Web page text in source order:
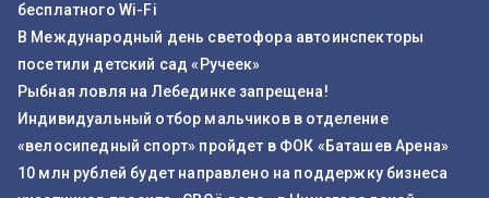
бесплатного Wi-Fi
В Международный день светофора автоинспекторы
посетили детский сад «Ручеек»
Рыбная ловля на Лебединке запрещена!
Индивидуальный отбор мальчиков в отделение
«велосипедный спорт» пройдет в ФОК «Баташев Арена»
10 млн рублей будет направлено на поддержку бизнеса